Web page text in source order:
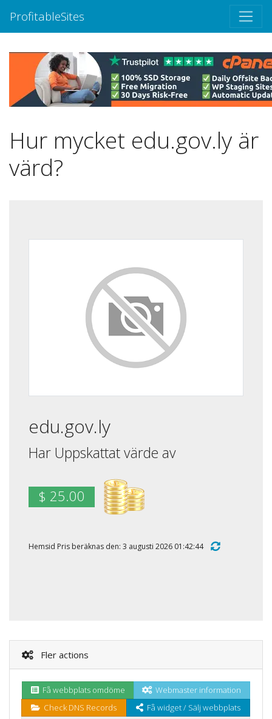
ProfitableSites
Hur mycket edu.gov.ly är
värd?
edu.gov.ly
Har Uppskattat värde av
$ 25.00
Hemsid Pris beräknas den: 3 augusti 2026 01:42:44
Fler actions
Få webbplats omdöme
Webmaster information
Check DNS Records
Få widget / Sälj webbplats